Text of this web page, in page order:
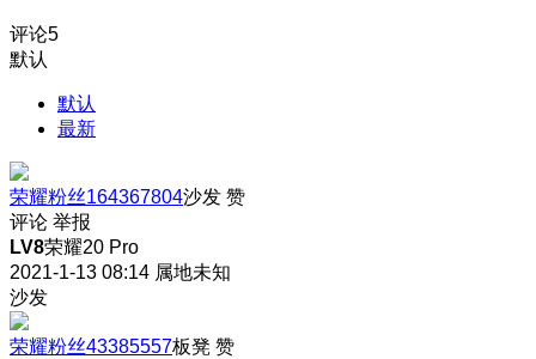
评论5
默认
默认
最新
荣耀粉丝164367804沙发 赞
评论 举报
LV8荣耀20 Pro
2021-1-13 08:14 属地未知
沙发
荣耀粉丝43385557板凳 赞